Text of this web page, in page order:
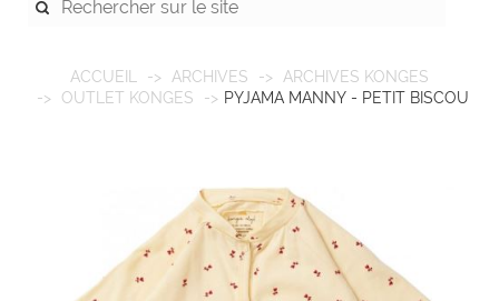
ACCUEIL ARCHIVES
ARCHIVES KONGES
OUTLET KONGES
PYJAMA MANNY - PETIT BISCOU